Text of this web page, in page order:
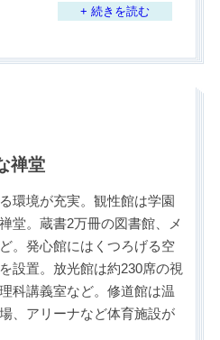
+ 続きを読む
禅堂
環境が充実。観性館は学園
堂。蔵書2万冊の図書館、メ
。発心館にはくつろげる空
設置。放光館は約230席の視
科講義室など。修道館は温
、アリーナなど体育施設が